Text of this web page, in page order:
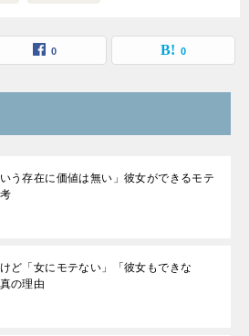
0 0
いう存在に価値は無い」彼女ができるモテ
ど「女にモテない」「彼女もできな
の理由